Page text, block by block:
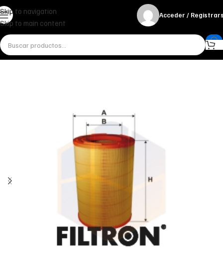
Skip to navigation
Skip to main content
Acceder /
InicioMiscelánea - otrosOtrosFILTRO DE AIRE AM 476 FILTRON